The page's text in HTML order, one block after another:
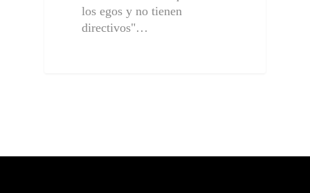
los egos y no tienen
directivos"…